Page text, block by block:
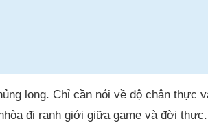
long. Chỉ cần nói về độ chân thực
đi ranh giới giữa game và đời thực.